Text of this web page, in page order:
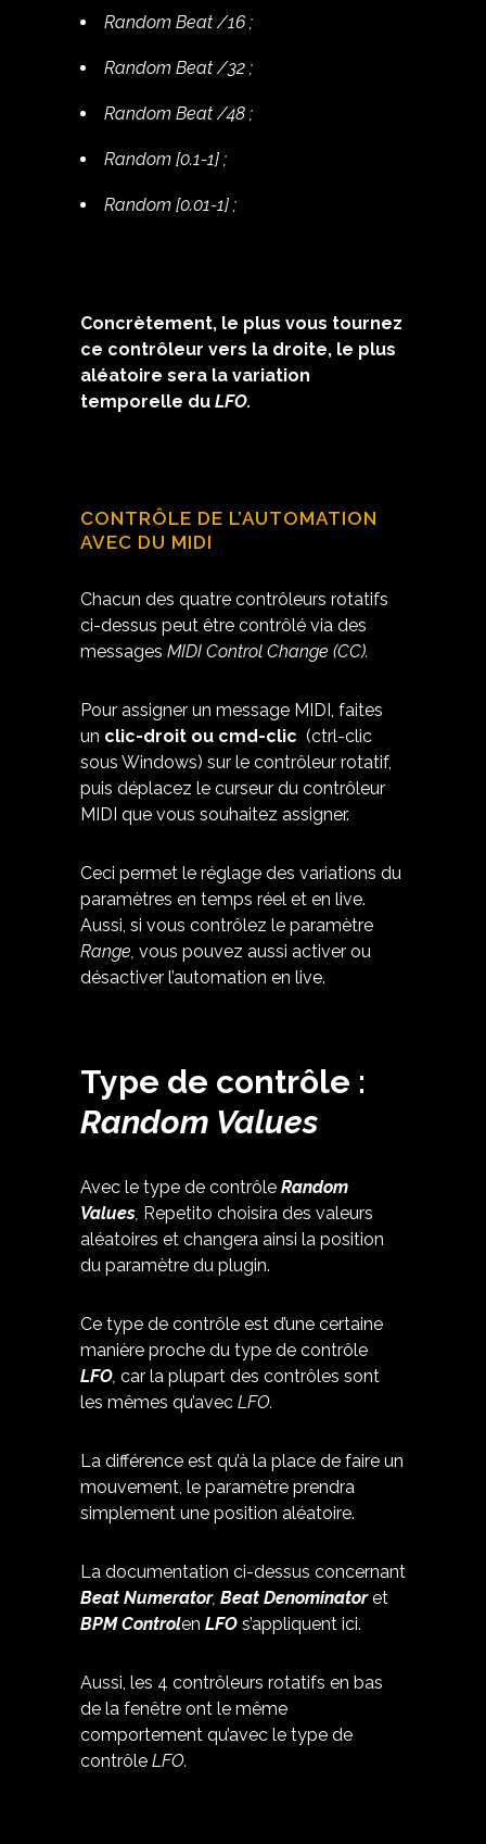
Random Beat /16 ;
Random Beat /32 ;
Random Beat /48 ;
Random [0.1-1] ;
Random [0.01-1] ;
Concrètement, le plus vous tournez
ce contrôleur vers la droite, le plus
aléatoire sera la variation
temporelle du LFO.
CONTRÔLE DE L’AUTOMATION
AVEC DU MIDI
Chacun des quatre contrôleurs rotatifs
ci-dessus peut être contrôlé via des
messages MIDI Control Change (CC).
Pour assigner un message MIDI, faites
un clic-droit ou cmd-clic (ctrl-clic
sous Windows) sur le contrôleur rotatif,
puis déplacez le curseur du contrôleur
MIDI que vous souhaitez assigner.
Ceci permet le réglage des variations du
paramètres en temps réel et en live.
Aussi, si vous contrôlez le paramètre
Range, vous pouvez aussi activer ou
désactiver l’automation en live.
Type de contrôle :
Random Values
Avec le type de contrôle Random
Values, Repetito choisira des valeurs
aléatoires et changera ainsi la position
du paramètre du plugin.
Ce type de contrôle est d’une certaine
manière proche du type de contrôle
LFO, car la plupart des contrôles sont
les mêmes qu’avec LFO.
La différence est qu’à la place de faire un
mouvement, le paramètre prendra
simplement une position aléatoire.
La documentation ci-dessus concernant
Beat Numerator, Beat Denominator et
BPM Controlen LFO s’appliquent ici.
Aussi, les 4 contrôleurs rotatifs en bas
de la fenêtre ont le même
comportement qu’avec le type de
contrôle LFO.